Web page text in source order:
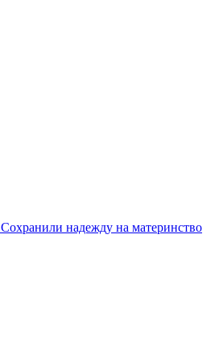
Сохранили надежду на материнство